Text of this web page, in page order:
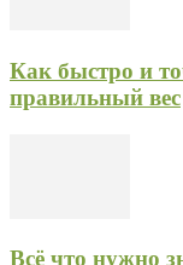
Как быстро и
правильный вес
Всё что нужно